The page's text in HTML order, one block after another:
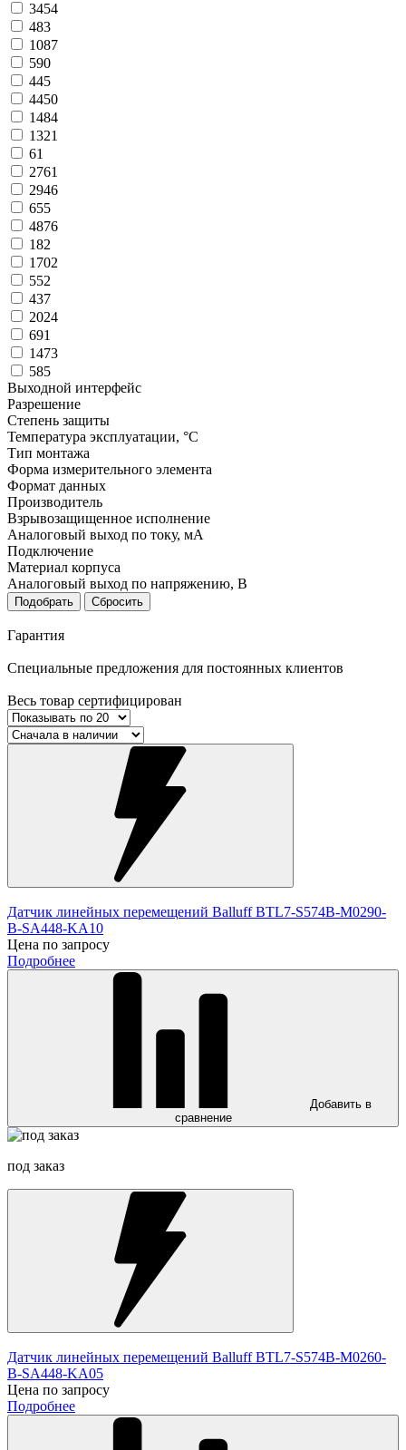
3454
483
1087
590
445
4450
1484
1321
61
2761
2946
655
4876
182
1702
552
437
2024
691
1473
585
Выходной интерфейс
Разрешение
Степень защиты
Температура эксплуатации, °С
Тип монтажа
Форма измерительного элемента
Формат данных
Производитель
Взрывозащищенное исполнение
Аналоговый выход по току, мА
Подключение
Материал корпуса
Аналоговый выход по напряжению, В
Подобрать Сбросить
Гарантия
Специальные предложения для постоянных клиентов
Весь товар сертифицирован
Датчик линейных перемещений Balluff BTL7-S574B-M0290-
B-SA448-KA10
Цена по запросу
Подробнее
Добавить в
сравнение
под заказ
Датчик линейных перемещений Balluff BTL7-S574B-M0260-
B-SA448-KA05
Цена по запросу
Подробнее